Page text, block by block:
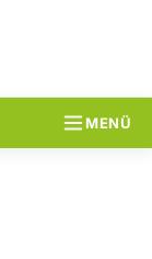
MENÜ